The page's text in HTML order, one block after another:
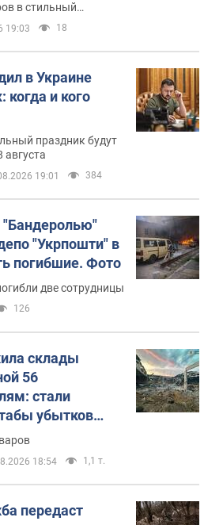
в стильный
19:03 18
в Украине
когда и кого
праздник будут
августа
19:01 384
"Бандеролью"
"Укрпошти" в
погибшие. Фото
две сотрудницы
126
склады
56
стали
убытков
18:54 1,1 т.
передаст